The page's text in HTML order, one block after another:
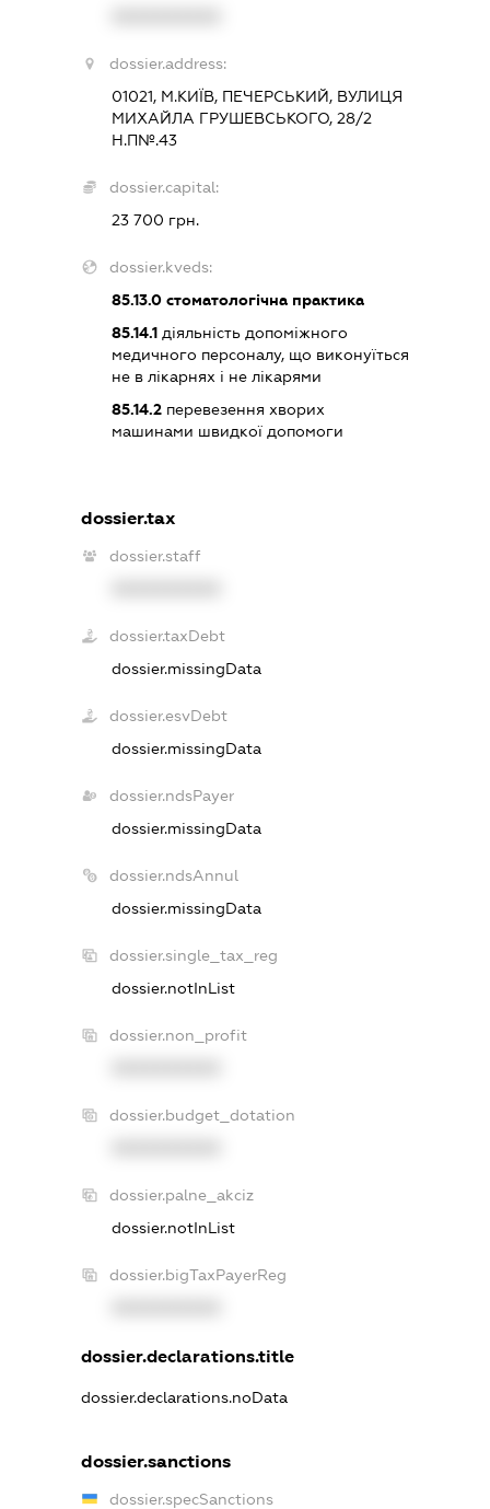
dossier.address:
01021, М.КИЇВ, ПЕЧЕРСЬКИЙ, ВУЛИЦЯ
МИХАЙЛА ГРУШЕВСЬКОГО, 28/2
Н.П№.43
dossier.capital:
23 700 грн.
dossier.kveds:
85.13.0стоматологічна практика
85.14.1діяльність допоміжного
медичного персоналу, що виконуїться
не в лікарнях і не лікарями
85.14.2перевезення хворих
машинами швидкої допомоги
dossier.tax
dossier.staff
dossier.taxDebt
dossier.missingData
dossier.esvDebt
dossier.missingData
dossier.ndsPayer
dossier.missingData
dossier.ndsAnnul
dossier.missingData
dossier.single_tax_reg
dossier.notInList
dossier.non_profit
dossier.budget_dotation
dossier.palne_akciz
dossier.notInList
dossier.bigTaxPayerReg
dossier.declarations.title
dossier.declarations.noData
dossier.sanctions
dossier.specSanctions